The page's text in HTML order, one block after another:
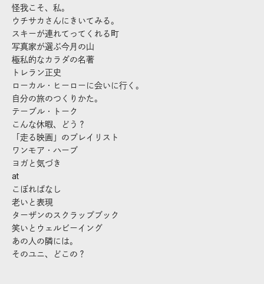
怪我こそ、私。
ウチサカさんにきいてみる。
スキーが連れてってくれる町
写真家が選ぶ今月の山
極私的なカラダの名著
トレラン正史
ローカル・ヒーローに会いに行く。
自分の旅のつくりかた。
テーブル・トーク
こんな休暇、どう？
「走る映画」のプレイリスト
ワンモア・ハーブ
ヨガと気づき
at
こぼればなし
老いと表現
ターザンのスクラップブック
笑いとウェルビーイング
あの人の隣には。
そのユニ、どこの？